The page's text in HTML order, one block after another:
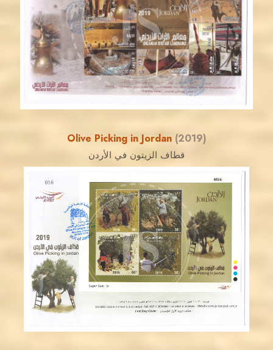
JS
EST. 2007
Olive Picking in Jordan (2019)
قطاف الزيتون في الأردن
JS
JORDANSTAMPS.COM
EST. 2007